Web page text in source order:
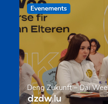
Evenements
Deng Zukunft – Däi Wee
dzdw.lu